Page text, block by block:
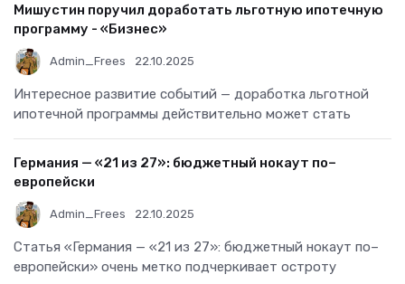
Мишустин поручил доработать льготную ипотечную
программу - «Бизнес»
Admin_Frees 22.10.2025
Интересное развитие событий — доработка льготной
ипотечной программы действительно может стать
Германия — «21 из 27»: бюджетный нокаут по–
европейски
Admin_Frees 22.10.2025
Статья «Германия — «21 из 27»: бюджетный нокаут по–
европейски» очень метко подчеркивает остроту